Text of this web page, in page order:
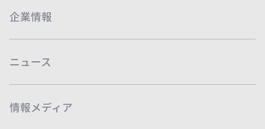
企業情報
ニュース
情報メディア